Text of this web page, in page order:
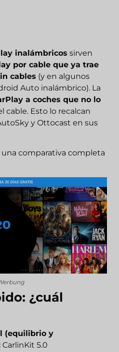
inalámbricos sirven
por cable que ya trae
cables (y en algunos
Auto inalámbrico). La
a coches que no lo
cable. Esto lo recalcan
y Ottocast en sus
comparativa completa
¿cuál
(equilibrio y
CarlinKit 5.0